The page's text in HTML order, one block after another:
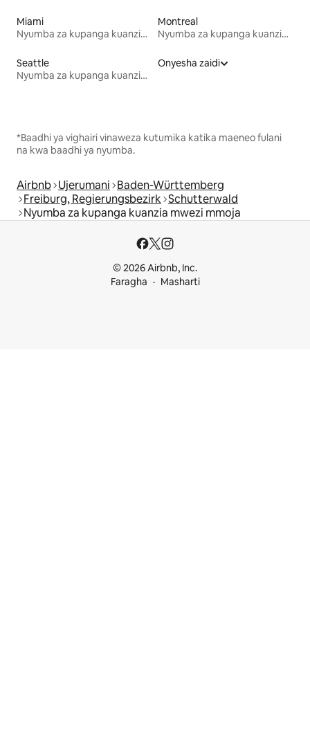
Miami
Nyumba za kupanga kuanzia mwezi mmoja
Montreal
Nyumba za kupanga kuanzia mwezi mmoja
Seattle
Nyumba za kupanga kuanzia mwezi mmoja
Onyesha zaidi
*Baadhi ya vighairi vinaweza kutumika katika maeneo fulani
na kwa baadhi ya nyumba.
Airbnb Ujerumani Baden-Württemberg
Freiburg, Regierungsbezirk Schutterwald
Nyumba za kupanga kuanzia mwezi mmoja
© 2026 Airbnb, Inc.
Faragha
Masharti